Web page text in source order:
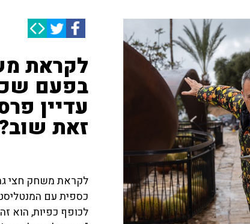
לקראת
בפעם
עדיין
זאת
לקראת משחק חצי
כספית עם